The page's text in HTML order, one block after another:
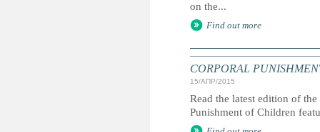
on the...
Find out more
CORPORAL
15/АПР/2015
Read the latest edition of
Punishment of Children